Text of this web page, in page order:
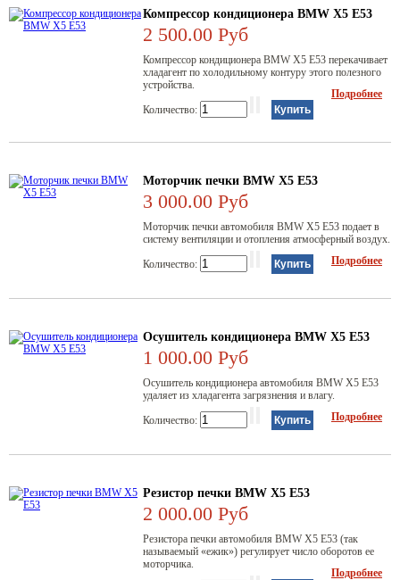
Компрессор кондиционера BMW X5 E53
2 500.00 Руб
Компрессор кондиционера BMW Х5 Е53 перекачивает
хладагент по холодильному контуру этого полезного
устройства.
Подробнее
Количество:
Моторчик печки BMW X5 E53
3 000.00 Руб
Моторчик печки автомобиля BMW Х5 Е53 подает в
систему вентиляции и отопления атмосферный воздух.
Подробнее
Количество:
Осушитель кондиционера BMW X5 E53
1 000.00 Руб
Осушитель кондиционера автомобиля BMW Х5 Е53
удаляет из хладагента загрязнения и влагу.
Подробнее
Количество:
Резистор печки BMW X5 E53
2 000.00 Руб
Резистора печки автомобиля BMW Х5 Е53 (так
называемый «ежик») регулирует число оборотов ее
моторчика.
Подробнее